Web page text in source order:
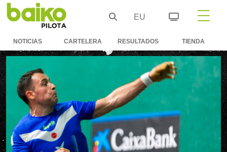
EU
NOTICIAS CARTELERA RESULTADOS TIENDA